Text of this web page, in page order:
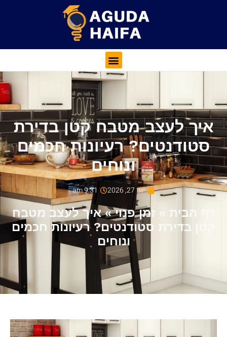
איך לעצב מטבח קטן בדירת
סטודנטים? רעיונות חכמים
ונוחים
יוני 27, 2026 9:31 am
דף הבית » זמן פנוי»איך לעצב מטבח
קטן בדירת סטודנטים? רעיונות חכמים
ונוחים